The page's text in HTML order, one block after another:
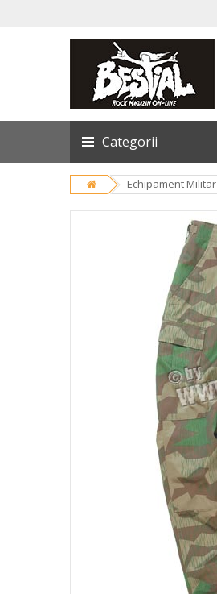
Categorii
Echipament Militar